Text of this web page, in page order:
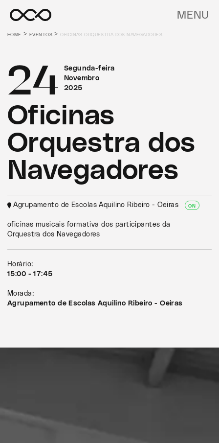
MENU
HOME >EVENTOS >OFICINAS ORQUESTRA DOS NAVEGADORES
Segunda-feira
Novembro
2025
24
Oficinas
Orquestra dos
Navegadores
Agrupamento de Escolas Aquilino Ribeiro - Oeiras ON
oficinas musicais formativa dos participantes da
Orquestra dos Navegadores
Horário:
15:00 - 17:45
Morada:
Agrupamento de Escolas Aquilino Ribeiro - Oeiras